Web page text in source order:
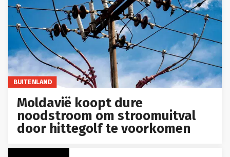
BUITENLAND
Moldavië koopt dure
noodstroom om stroomuitval
door hittegolf te voorkomen